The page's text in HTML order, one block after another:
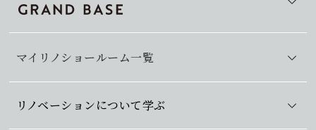
マイリノショールーム一覧
リノベーションについて学ぶ